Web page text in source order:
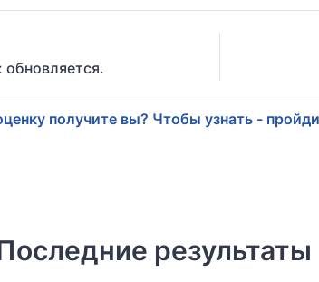
обновляется.
получите вы? Чтобы узнать -
результаты